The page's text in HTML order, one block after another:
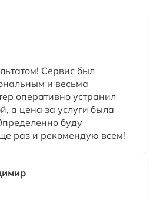
Сервис был
и весьма
оперативно устранил
а цена за услуги была
буду
раз и рекомендую всем!